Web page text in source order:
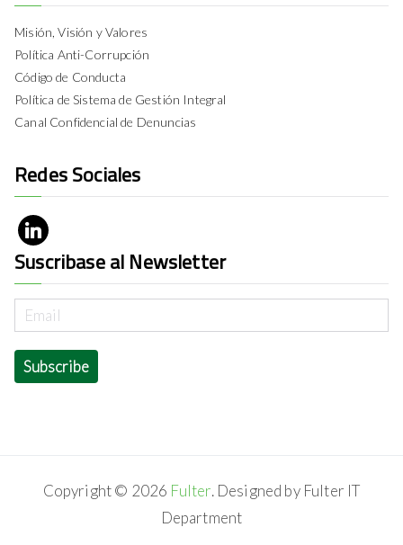
Misión, Visión y Valores
Política Anti-Corrupción
Código de Conducta
Política de Sistema de Gestión Integral
Canal Confidencial de Denuncias
Redes Sociales
Suscribase al Newsletter
Copyright © 2026 Fulter. Designed by Fulter IT
Department